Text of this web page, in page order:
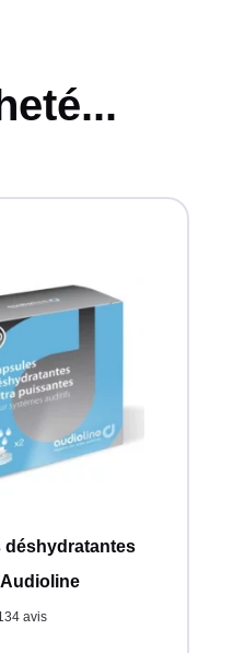
déshydratantes
avis